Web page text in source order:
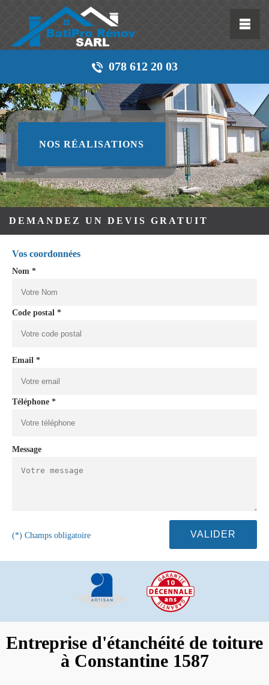
078 612 20 03
NOS RÉALISATIONS
DEMANDEZ UN DEVIS GRATUIT
Vos coordonnées
Nom *
Code postal *
Email *
Téléphone *
Message
(*) Champs obligatoire
Entreprise d'étanchéité de toiture
à Constantine 1587